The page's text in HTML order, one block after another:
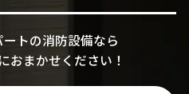
トの消防設備なら
おまかせください！